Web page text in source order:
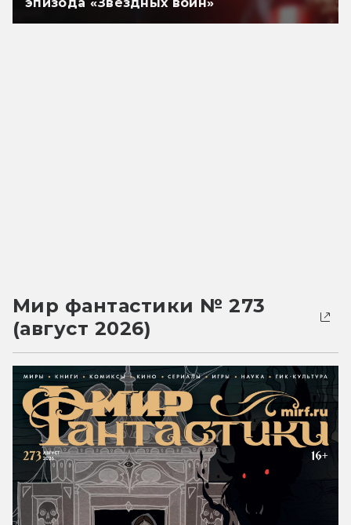
Мир фантастики № 273
(август 2026)